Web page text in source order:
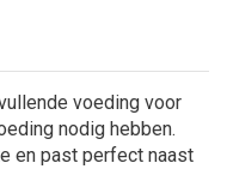
voeding voor
nodig hebben.
en past perfect naast